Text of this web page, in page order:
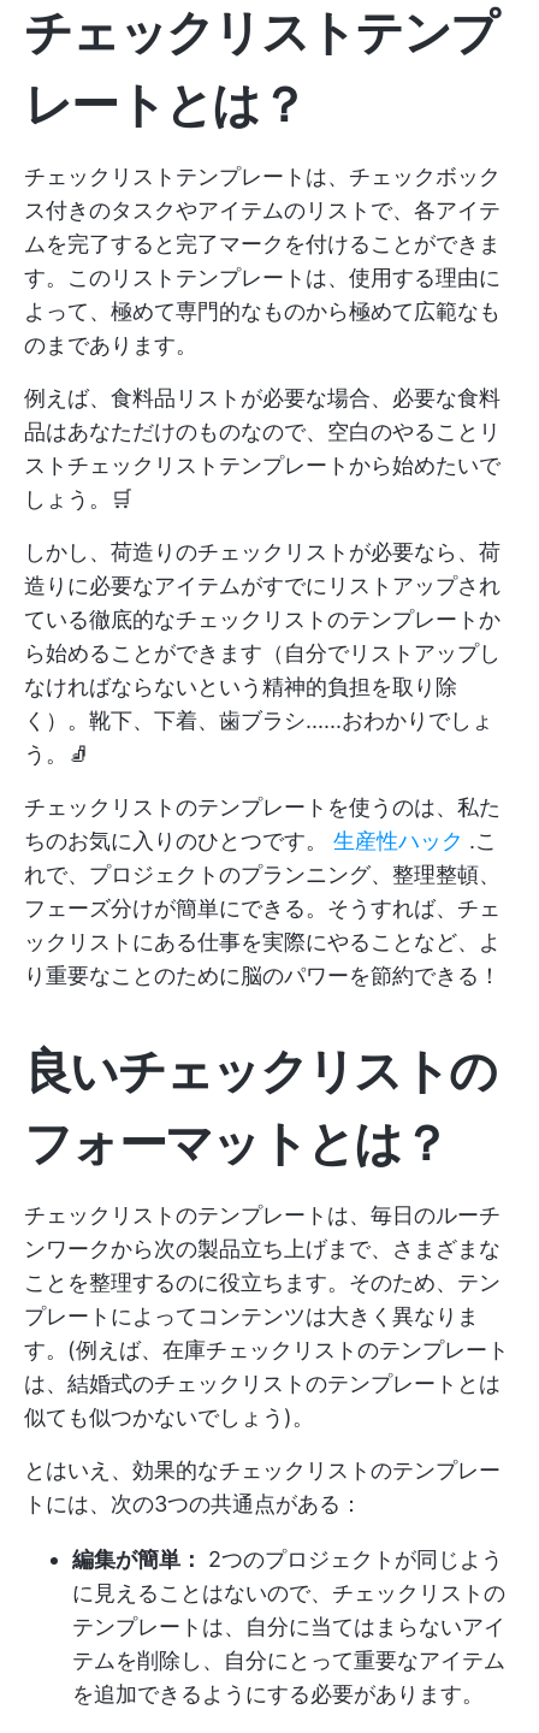
チェックリストテンプ
レートとは？
チェックリストテンプレートは、チェックボック
ス付きのタスクやアイテムのリストで、各アイテ
ムを完了すると完了マークを付けることができま
す。このリストテンプレートは、使用する理由に
よって、極めて専門的なものから極めて広範なも
のまであります。
例えば、食料品リストが必要な場合、必要な食料
品はあなただけのものなので、空白のやることリ
ストチェックリストテンプレートから始めたいで
しょう。🛒
しかし、荷造りのチェックリストが必要なら、荷
造りに必要なアイテムがすでにリストアップされ
ている徹底的なチェックリストのテンプレートか
ら始めることができます（自分でリストアップし
なければならないという精神的負担を取り除
く）。靴下、下着、歯ブラシ......おわかりでしょ
う。🧦
チェックリストのテンプレートを使うのは、私た
ちのお気に入りのひとつです。 生産性ハック .こ
れで、プロジェクトのプランニング、整理整頓、
フェーズ分けが簡単にできる。そうすれば、チェ
ックリストにある仕事を実際にやることなど、よ
り重要なことのために脳のパワーを節約できる！
良いチェックリストの
フォーマットとは？
チェックリストのテンプレートは、毎日のルーチ
ンワークから次の製品立ち上げまで、さまざまな
ことを整理するのに役立ちます。そのため、テン
プレートによってコンテンツは大きく異なりま
す。(例えば、在庫チェックリストのテンプレート
は、結婚式のチェックリストのテンプレートとは
似ても似つかないでしょう)。
とはいえ、効果的なチェックリストのテンプレー
トには、次の3つの共通点がある：
編集が簡単：
2つのプロジェクトが同じよう
に見えることはないので、チェックリストの
テンプレートは、自分に当てはまらないアイ
テムを削除し、自分にとって重要なアイテム
を追加できるようにする必要があります。